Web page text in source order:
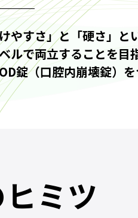
やすさ」と「硬さ」と
ルで両立することを目
錠（口腔内崩壊錠）
ミツ